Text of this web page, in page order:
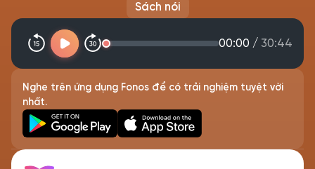
Sách nói
00:00 / 30:44
Nghe trên ứng dụng Fonos để có trải nghiệm tuyệt vời
nhất.